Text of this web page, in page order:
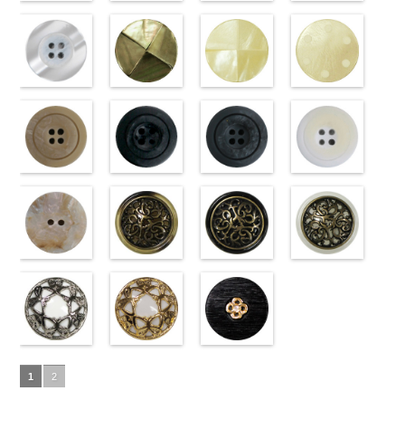
18mm 4000
18mm 4000
23mm／小ボ
タン直径
18mm
4000
23mm／小ボ
タン直径
18mm
4000
09.jpg
PW2039-09
ブラック フ
ラワー 大ボ
23mm／小ボ
タン直径
18mm 4000
001.jpg
PW2039-001
ホワイト フ
ラワー 大ボ
23mm／小ボ
タン直径
18mm 4000
10059668-47
ブラウン 八
角
大ボタン
直径23mm／
18mm 4000
10059668-09
ブラック 八
角
大ボタン
直径23mm／
18mm
4000
(10059668-
01/SN)
http://www.anys.co.jp/wp-
content/uploads/2013/04/10059668-
10059668-01
ホワイト
八
角 大ボタン
直径23mm／
18mm
4000
ク(10059641-
09/SN)
http://www.anys.co.jp/wp-
content/uploads/2013/04/10059641-
10059641-09
ブラック ク
ロス 大ボタ
ン直径23mm
径18mm
4000
ト(10059641-
01/SN)
http://www.anys.co.jp/wp-
content/uploads/2013/04/10059641-
10059641-01
ホワイト ク
ロス 大ボタ
ン直径23mm
径18mm
4000
クリーム
(10029319-
42/SN)
http://
42.jpg
10029319-42
クリーム
沢ラウンド
23mm／小ボ
タン直径
18mm 4000
ホワイト
(10029319-
01/SN)
http://www.anys.co.jp/wp-
01.jpg
10029319-01
ホワイト 光
沢ラウンド
23mm／小ボ
タン直径
18mm 4000
ラック
(10055476-
09/SN)
http://www.anys.co.jp/wp-
09.jpg
10055476-09
ブラック 光
沢クロス 大
23mm／小ボ
タン直径
18mm 4000
ワイト
(10055476-
01/SN)
http://www.anys.co.jp/wp-
01.jpg
10055476-01
ホワイト 光
沢クロス 大
23mm／小ボ
タン直径
18mm 4000
ワイト
(10059633-
01/SN)
http://
01.jpg
10059633-01
ホワイト 光
沢ドット 大
ュ(10039314-
42/SN)
http://www.anys.co.jp/wp-
content/uploads/2013/04/10039314-
10039314-42
ベージュ マ
ット 大ボタ
ン直径23mm
径18mm
4000
ク(10039314-
09/SN)
http://www.anys.co.jp/wp-
content/uploads/2013/04/10039314-
10039314-09
ブラック マ
ット 大ボタ
ン直径23mm
(10039314-
06/SN)
http://www.anys.co.jp/wp-
content/uploads/2013/04/10039314-
10039314-06
グレー マッ
ト 大ボタン
直径23mm／
ト(10039314-
01/SN)
http://
content/uploads/
ュ(10029386-
42/SN)
http://www.anys.co.jp/wp-
content/uploads/2013/04/10029386-
10029386-42
ベージュ
(VC9771-
43/SN)
http://www.anys.co.jp/wp-
content/uploads/2013/04/vc9771-
(VC9771-
09/SN)
http://www.anys.co.jp/wp-
content/uploads/2013/04/vc9771-
(KVM4525-
N/SN)
1 2